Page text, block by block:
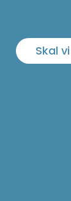
Skal